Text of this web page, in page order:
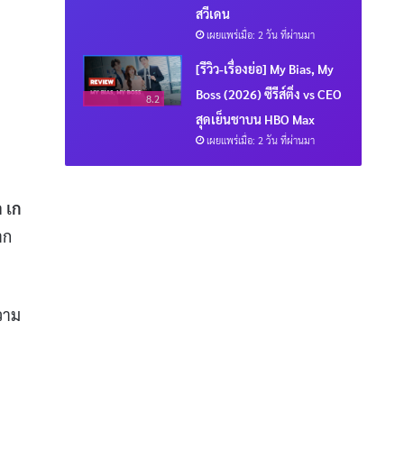
เก
ม
สวีเดน
เผยแพร่เมื่อ: 2 วัน ที่ผ่านมา
8.2
[รีวิว-เรื่องย่อ] My Bias, My
Boss (2026) ซีรีส์ติ่ง vs CEO
สุดเย็นชาบน HBO Max
เผยแพร่เมื่อ: 2 วัน ที่ผ่านมา